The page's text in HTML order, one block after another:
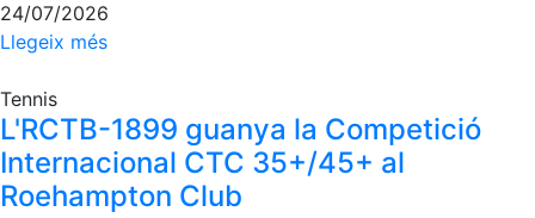
24/07/2026
Llegeix més
Tennis
L'RCTB-1899 guanya la Competició
Internacional CTC 35+/45+ al
Roehampton Club